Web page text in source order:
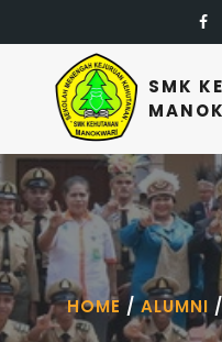
SMK
HOME /ALUMNI